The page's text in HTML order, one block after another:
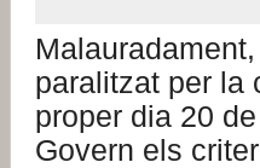
paralitzat per la
proper dia 20
Govern els